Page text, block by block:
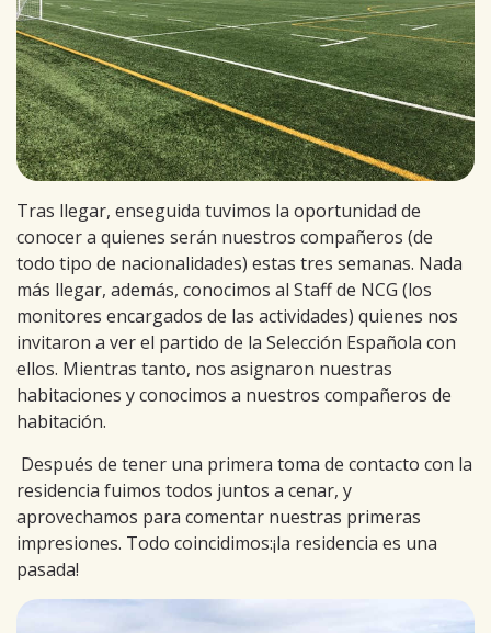
Tras llegar, enseguida tuvimos la oportunidad de
conocer a quienes serán nuestros compañeros (de
todo tipo de nacionalidades) estas tres semanas. Nada
más llegar, además, conocimos al Staff de NCG (los
monitores encargados de las actividades) quienes nos
invitaron a ver el partido de la Selección Española con
ellos. Mientras tanto, nos asignaron nuestras
habitaciones y conocimos a nuestros compañeros de
habitación.
Después de tener una primera toma de contacto con la
residencia fuimos todos juntos a cenar, y
aprovechamos para comentar nuestras primeras
impresiones. Todo coincidimos:¡la residencia es una
pasada!